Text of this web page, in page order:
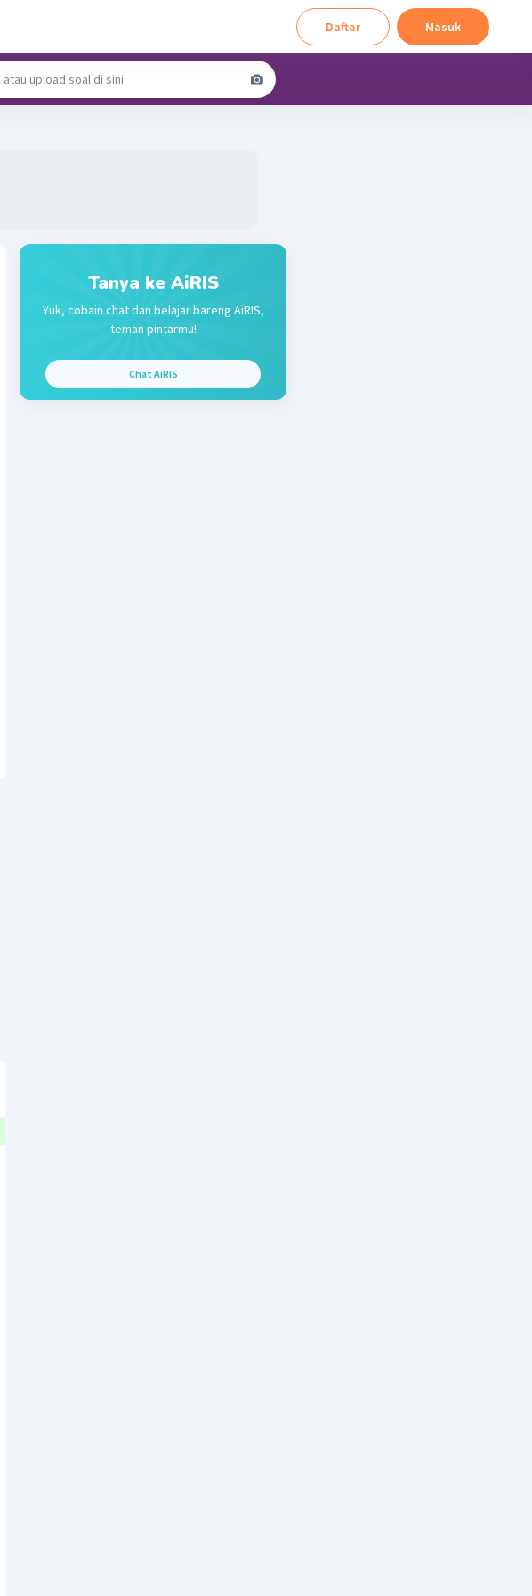
Daftar Masuk
Tanya ke AiRIS
Yuk, cobain chat dan belajar bareng AiRIS,
teman pintarmu!
Chat AiRIS